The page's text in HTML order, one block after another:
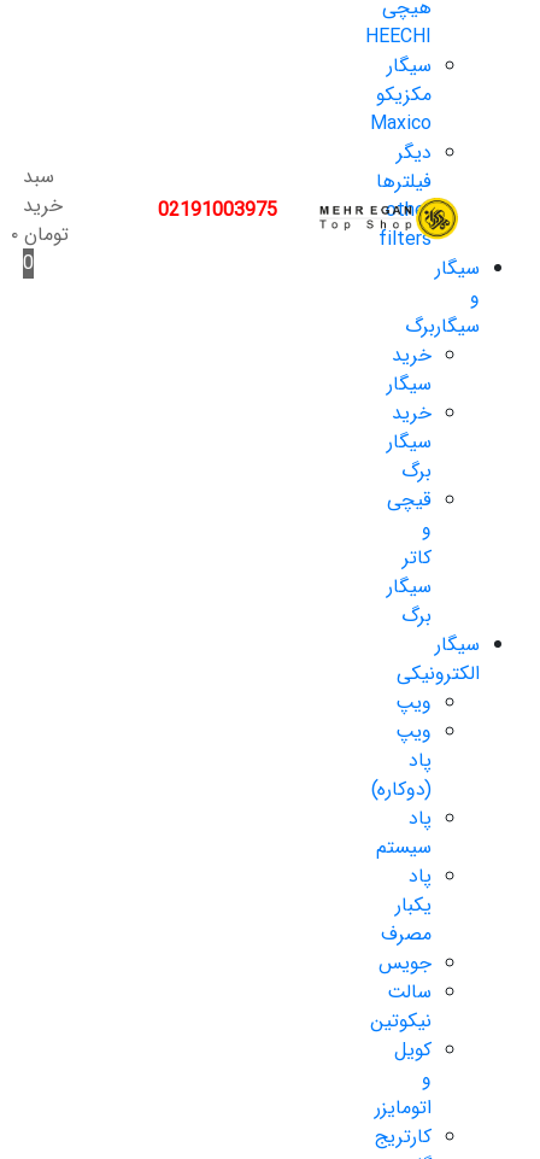
هیچی
HEECHI
سیگار
مکزیکو
Maxico
دیگر
فیلترها
other
filters
سیگار
و
سیگاربرگ
خرید
سیگار
خرید
سیگار
برگ
قیچی
و
کاتر
سیگار
برگ
سیگار
الکترونیکی
ویپ
ویپ
پاد
(دوکاره)
پاد
سیستم
پاد
یکبار
مصرف
جویس
سالت
نیکوتین
کویل
و
اتومایزر
کارتریج
02191003975
سبد
خرید
تومان۰
0